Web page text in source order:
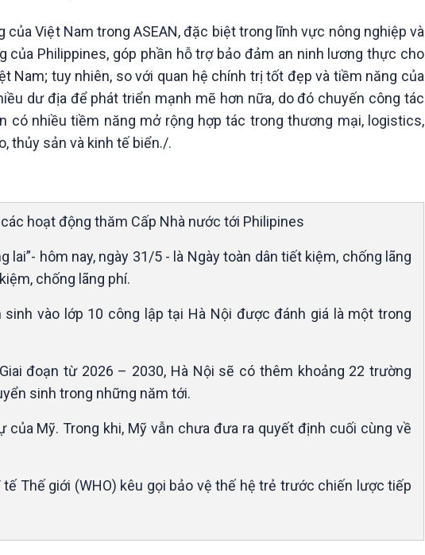
Việt Nam trong ASEAN, đặc biệt trong lĩnh vực nông nghiệp và
của Philippines, góp phần hỗ trợ bảo đảm an ninh lương thực cho
Nam; tuy nhiên, so với quan hệ chính trị tốt đẹp và tiềm năng của
dư địa để phát triển mạnh mẽ hơn nữa, do đó chuyến công tác
có nhiều tiềm năng mở rộng hợp tác trong thương mại, logistics,
thủy sản và kinh tế biển./.
hoạt động thăm Cấp Nhà nước tới Philipines
hôm nay, ngày 31/5 - là Ngày toàn dân tiết kiệm, chống lãng
chống lãng phí.
vào lớp 10 công lập tại Hà Nội được đánh giá là một trong
đoạn từ 2026 – 2030, Hà Nội sẽ có thêm khoảng 22 trường
sinh trong những năm tới.
Mỹ. Trong khi, Mỹ vẫn chưa đưa ra quyết định cuối cùng về
Thế giới (WHO) kêu gọi bảo vệ thế hệ trẻ trước chiến lược tiếp